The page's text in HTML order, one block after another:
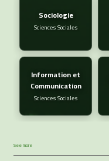
Sociologie
Sciences Sociales
Information et
Communication
Sciences Sociales
See more